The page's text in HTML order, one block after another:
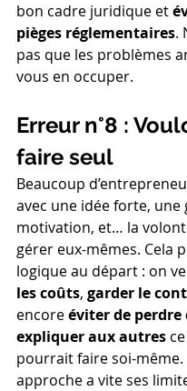
bon cadre juridique et
pièges réglementaires.
pas que les problèmes
vous en occuper.
Erreur n°8 :
faire seul
Beaucoup
avec une idée forte, une
motivation, et… la
gérer eux-mêmes. Cela
logique au départ : on
les coûts, garder le
encore éviter de perdre
expliquer aux autres
pourrait faire soi-même.
approche a vite ses